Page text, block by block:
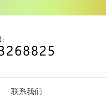
联系我们